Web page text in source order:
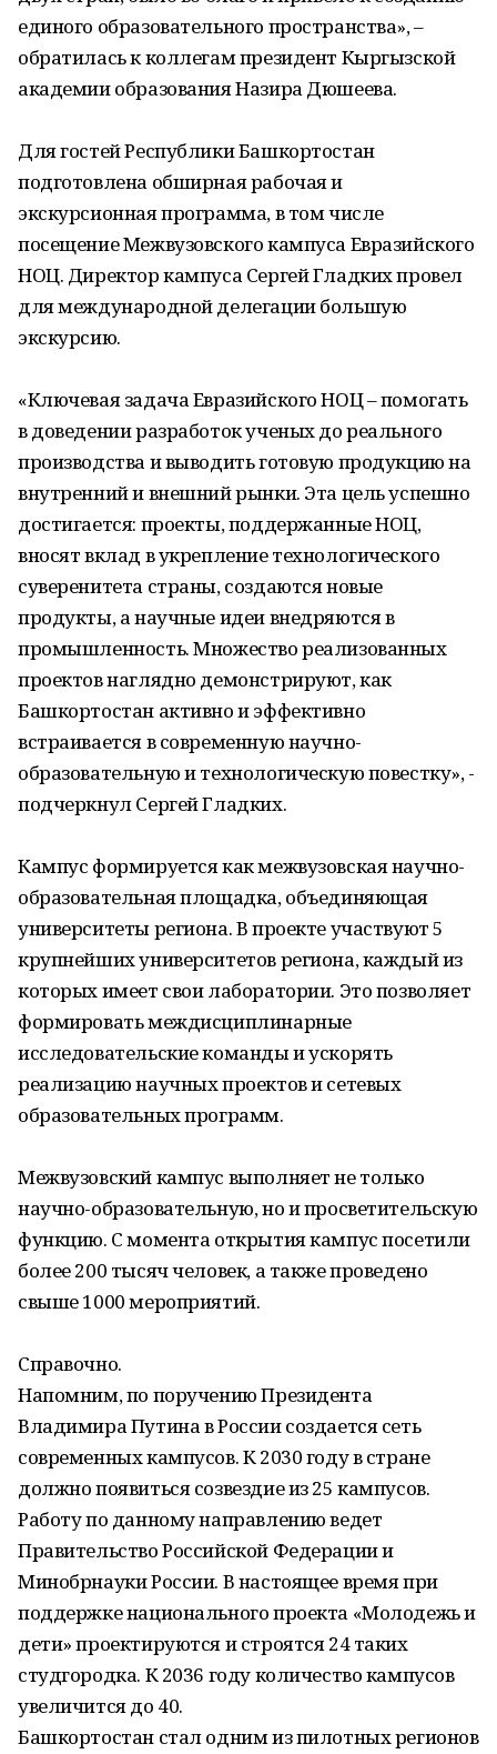
единого образовательного пространства», –
обратилась к коллегам президент Кыргызской
академии образования Назира Дюшеева.
Для гостей Республики Башкортостан
подготовлена обширная рабочая и
экскурсионная программа, в том числе
посещение Межвузовского кампуса Евразийского
НОЦ. Директор кампуса Сергей Гладких провел
для международной делегации большую
экскурсию.
«Ключевая задача Евразийского НОЦ – помогать
в доведении разработок ученых до реального
производства и выводить готовую продукцию на
внутренний и внешний рынки. Эта цель успешно
достигается: проекты, поддержанные НОЦ,
вносят вклад в укрепление технологического
суверенитета страны, создаются новые
продукты, а научные идеи внедряются в
промышленность. Множество реализованных
проектов наглядно демонстрируют, как
Башкортостан активно и эффективно
встраивается в современную научно-
образовательную и технологическую повестку», -
подчеркнул Сергей Гладких.
Кампус формируется как межвузовская научно-
образовательная площадка, объединяющая
университеты региона. В проекте участвуют 5
крупнейших университетов региона, каждый из
которых имеет свои лаборатории. Это позволяет
формировать междисциплинарные
исследовательские команды и ускорять
реализацию научных проектов и сетевых
образовательных программ.
Межвузовский кампус выполняет не только
научно-образовательную, но и просветительскую
функцию. С момента открытия кампус посетили
более 200 тысяч человек, а также проведено
свыше 1000 мероприятий.
Справочно.
Напомним, по поручению Президента
Владимира Путина в России создается сеть
современных кампусов. К 2030 году в стране
должно появиться созвездие из 25 кампусов.
Работу по данному направлению ведет
Правительство Российской Федерации и
Минобрнауки России. В настоящее время при
поддержке национального проекта «Молодежь и
дети» проектируются и строятся 24 таких
студгородка. К 2036 году количество кампусов
увеличится до 40.
Башкортостан стал одним из пилотных регионов